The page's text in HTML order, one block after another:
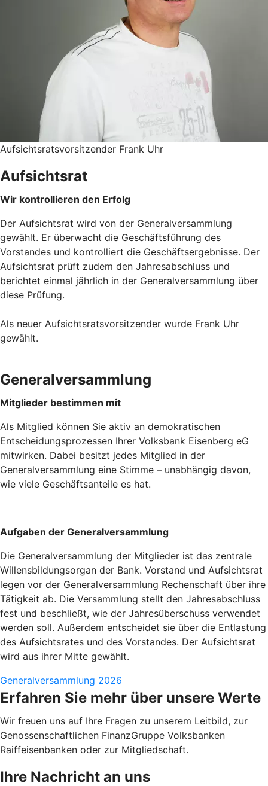
Aufsichtsratsvorsitzender Frank Uhr
Aufsichtsrat
Wir kontrollieren den Erfolg
Der Aufsichtsrat wird von der Generalversammlung
gewählt. Er überwacht die Geschäftsführung des
Vorstandes und kontrolliert die Geschäftsergebnisse. Der
Aufsichtsrat prüft zudem den Jahresabschluss und
berichtet einmal jährlich in der Generalversammlung über
diese Prüfung.
Als neuer Aufsichtsratsvorsitzender wurde Frank Uhr
gewählt.
Generalversammlung
Mitglieder bestimmen mit
Als Mitglied können Sie aktiv an demokratischen
Entscheidungsprozessen Ihrer Volksbank Eisenberg eG
mitwirken. Dabei besitzt jedes Mitglied in der
Generalversammlung eine Stimme – unabhängig davon,
wie viele Geschäftsanteile es hat.
Aufgaben der Generalversammlung
Die Generalversammlung der Mitglieder ist das zentrale
Willensbildungsorgan der Bank. Vorstand und Aufsichtsrat
legen vor der Generalversammlung Rechenschaft über ihre
Tätigkeit ab. Die Versammlung stellt den Jahresabschluss
fest und beschließt, wie der Jahresüberschuss verwendet
werden soll. Außerdem entscheidet sie über die Entlastung
des Aufsichtsrates und des Vorstandes. Der Aufsichtsrat
wird aus ihrer Mitte gewählt.
Generalversammlung 2026
Erfahren Sie mehr über unsere Werte
Wir freuen uns auf Ihre Fragen zu unserem Leitbild, zur
Genossenschaftlichen FinanzGruppe Volksbanken
Raiffeisenbanken oder zur Mitgliedschaft.
Ihre Nachricht an uns